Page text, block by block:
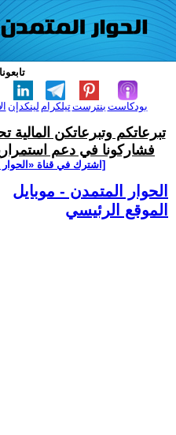
لينكدإن تيلكرامبنترست بودكاست
تبرعاتكم وتبرعاتكن المالية
فشاركونا في دعم
[اشترك في قناة
الحوار المتمدن - موبايل
الموقع الرئيسي